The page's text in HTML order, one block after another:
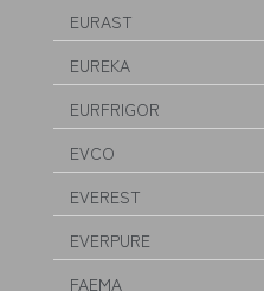
EURAST
EUREKA
EURFRIGOR
EVCO
EVEREST
EVERPURE
FAEMA